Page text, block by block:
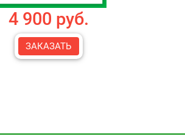
4 900 руб.
ЗАКАЗАТЬ